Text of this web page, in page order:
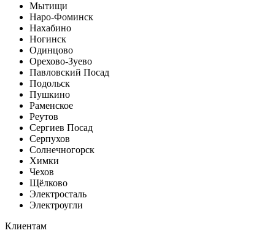
Мытищи
Наро-Фоминск
Нахабино
Ногинск
Одинцово
Орехово-Зуево
Павловский Посад
Подольск
Пушкино
Раменское
Реутов
Сергиев Посад
Серпухов
Солнечногорск
Химки
Чехов
Щёлково
Электросталь
Электроугли
Клиентам